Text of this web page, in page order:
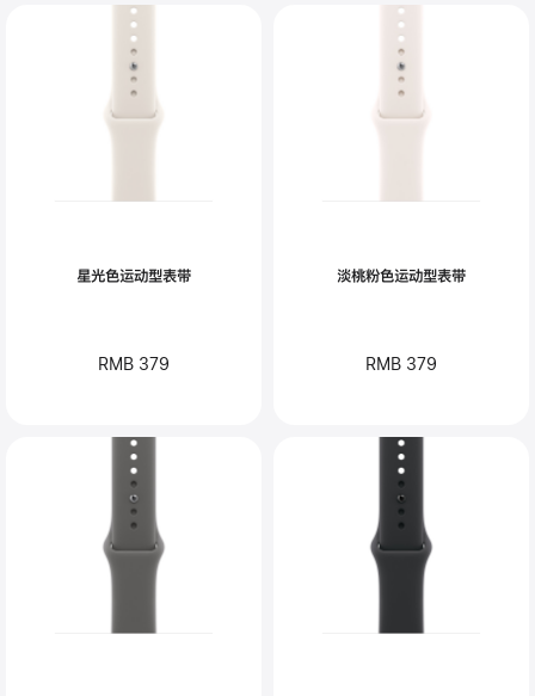
星光色运动型表带
RMB 379
淡桃粉色运动型表带
RMB 379